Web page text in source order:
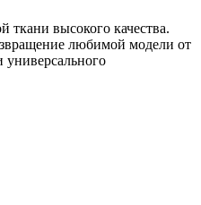
ткани высокого качества.
любимой модели от
универсального